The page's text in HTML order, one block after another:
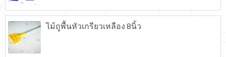
ไม้ถูพื้นหัวเกรียวเหลือง 8นิ้ว